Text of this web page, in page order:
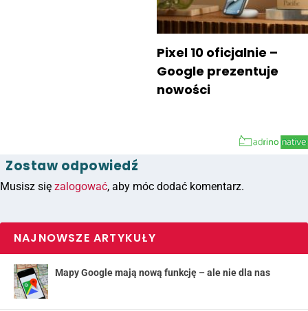
Pixel 10 oficjalnie –
Google prezentuje
nowości
Zostaw odpowiedź
Musisz się zalogować, aby móc dodać komentarz.
NAJNOWSZE ARTYKUŁY
Mapy Google mają nową funkcję – ale nie dla nas